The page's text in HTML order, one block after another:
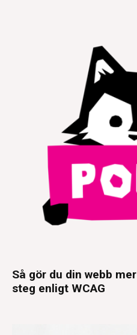
Så gör du din webb
steg enligt WCAG